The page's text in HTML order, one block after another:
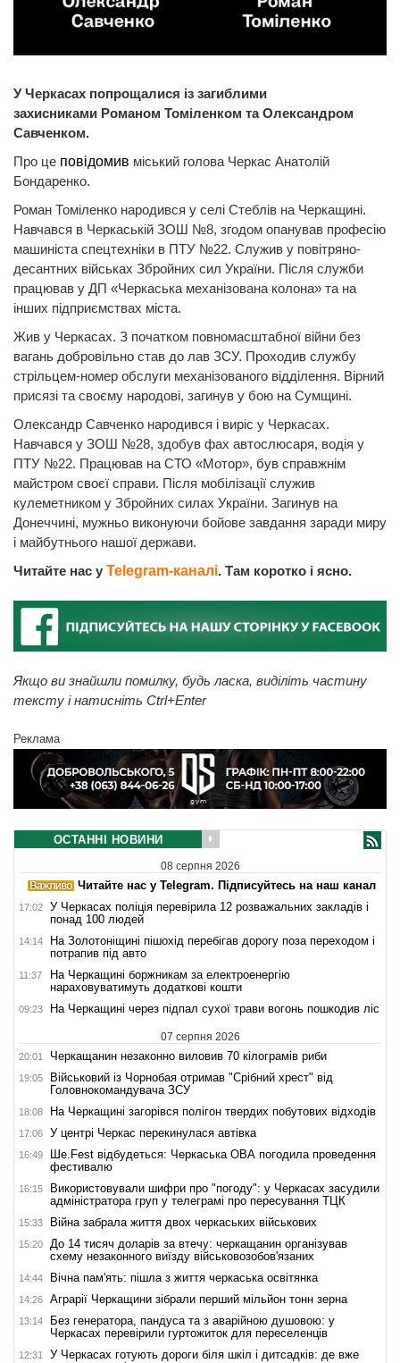
У Черкасах попрощалися із загиблими
захисниками Романом Томіленком та Олександром
Савченком.
Про це повідомив міський голова Черкас Анатолій
Бондаренко.
Роман Томіленко народився у селі Стеблів на Черкащині.
Навчався в Черкаській ЗОШ №8, згодом опанував професію
машиніста спецтехніки в ПТУ №22. Служив у повітряно-
десантних військах Збройних сил України. Після служби
працював у ДП «Черкаська механізована колона» та на
інших підприємствах міста.
Жив у Черкасах. З початком повномасштабної війни без
вагань добровільно став до лав ЗСУ. Проходив службу
стрільцем-номер обслуги механізованого відділення. Вірний
присязі та своєму народові, загинув у бою на Сумщині.
Олександр Савченко народився і виріс у Черкасах.
Навчався у ЗОШ №28, здобув фах автослюсаря, водія у
ПТУ №22. Працював на СТО «Мотор», був справжнім
майстром своєї справи. Після мобілізації служив
кулеметником у Збройних силах України. Загинув на
Донеччині, мужньо виконуючи бойове завдання заради миру
і майбутнього нашої держави.
Читайте нас у Telegram-каналі. Там коротко і ясно.
Якщо ви знайшли помилку, будь ласка, виділіть частину
тексту і натисніть Ctrl+Enter
Реклама
ОСТАННІ НОВИНИ
08 серпня 2026
Читайте нас у Telegram. Підписуйтесь на наш канал
17:02
У Черкасах поліція перевірила 12 розважальних закладів і
понад 100 людей
14:14
На Золотоніщині пішохід перебігав дорогу поза переходом і
потрапив під авто
11:37
На Черкащині боржникам за електроенергію
нараховуватимуть додаткові кошти
09:23 На Черкащині через підпал сухої трави вогонь пошкодив ліс
07 серпня 2026
20:01 Черкащанин незаконно виловив 70 кілограмів риби
19:05
Військовий із Чорнобая отримав "Срібний хрест" від
Головнокомандувача ЗСУ
18:08 На Черкащині загорівся полігон твердих побутових відходів
17:06 У центрі Черкас перекинулася автівка
16:49
Ше.Fest відбудеться: Черкаська ОВА погодила проведення
фестивалю
16:15
Використовували шифри про "погоду": у Черкасах засудили
адміністратора груп у телеграмі про пересування ТЦК
15:33 Війна забрала життя двох черкаських військових
15:20
До 14 тисяч доларів за втечу: черкащанин організував
схему незаконного виїзду військовозобов'язаних
14:44 Вічна пам'ять: пішла з життя черкаська освітянка
14:26 Аграрії Черкащини зібрали перший мільйон тонн зерна
13:14
Без генератора, пандуса та з аварійною душовою: у
Черкасах перевірили гуртожиток для переселенців
12:31
У Черкасах готують дороги біля шкіл і дитсадків: де вже